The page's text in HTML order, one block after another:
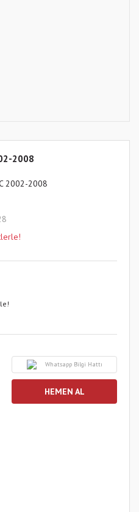
2008
2002-2008
Whatsapp Bilgi Hattı
HEMEN AL